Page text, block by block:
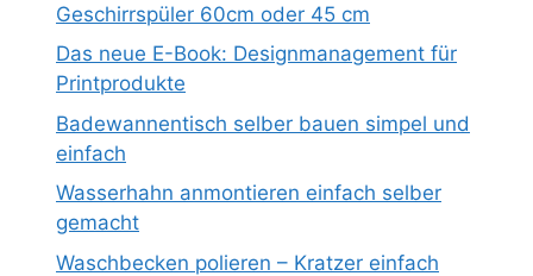
Geschirrspüler 60cm oder 45 cm
Das neue E-Book: Designmanagement für
Printprodukte
Badewannentisch selber bauen simpel und
einfach
Wasserhahn anmontieren einfach selber
gemacht
Waschbecken polieren – Kratzer einfach